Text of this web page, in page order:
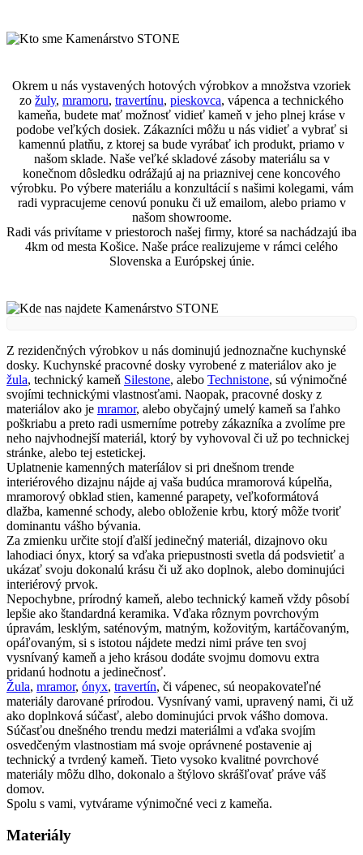
Okrem u nás vystavených hotových výrobkov a množstva vzoriek
zo žuly, mramoru, travertínu, pieskovca, vápenca a technického
kameňa, budete mať možnosť vidieť kameň v jeho plnej kráse v
podobe veľkých dosiek. Zákazníci môžu u nás vidieť a vybrať si
kamennú platňu, z ktorej sa bude vyrábať ich produkt, priamo v
našom sklade. Naše veľké skladové zásoby materiálu sa v
konečnom dôsledku odrážajú aj na priaznivej cene koncového
výrobku. Po výbere materiálu a konzultácií s našimi kolegami, vám
radi vypracujeme cenovú ponuku či už emailom, alebo priamo v
našom showroome.
Radi vás privítame v priestoroch našej firmy, ktoré sa nachádzajú iba
4km od mesta Košice. Naše práce realizujeme v rámci celého
Slovenska a Európskej únie.
Z rezidenčných výrobkov u nás dominujú jednoznačne kuchynské
dosky. Kuchynské pracovné dosky vyrobené z materiálov ako je
žula, technický kameň Silestone, alebo Technistone, sú výnimočné
svojími technickými vlastnosťami. Naopak, pracovné dosky z
materiálov ako je mramor, alebo obyčajný umelý kameň sa ľahko
poškriabu a preto radi usmerníme potreby zákazníka a zvolíme pre
neho najvhodnejší materiál, ktorý by vyhovoval či už po technickej
stránke, alebo tej estetickej.
Uplatnenie kamenných materíálov si pri dnešnom trende
interiérového dizajnu nájde aj vaša budúca mramorová kúpelňa,
mramorový obklad stien, kamenné parapety, veľkoformátová
dlažba, kamenné schody, alebo obloženie krbu, ktorý môže tvoriť
dominantu vášho bývania.
Za zmienku určite stojí ďalší jedinečný materiál, dizajnovo oku
lahodiaci ónyx, ktorý sa vďaka priepustnosti svetla dá podsvietiť a
ukázať svoju dokonalú krásu či už ako doplnok, alebo dominujúci
interiérový prvok.
Nepochybne, prírodný kameň, alebo technický kameň vždy pôsobí
lepšie ako štandardná keramika. Vďaka rôznym povrchovým
úpravám, lesklým, saténovým, matným, kožovitým, kartáčovaným,
opáľovaným, si s istotou nájdete medzi nimi práve ten svoj
vysnívaný kameň a jeho krásou dodáte svojmu domovu extra
pridanú hodnotu a jedinečnosť.
Žula, mramor, ónyx, travertín, či vápenec, sú neopakovateľné
materiály darované prírodou. Vysnívaný vami, upravený nami, či už
ako doplnková súčasť, alebo dominujúci prvok vášho domova.
Súčasťou dnešného trendu medzi materiálmi a vďaka svojím
osvedčeným vlastnostiam má svoje oprávnené postavenie aj
technický a tvrdený kameň. Tieto vysoko kvalitné povrchové
materiály môžu dlho, dokonalo a štýlovo skrášľovať práve váš
domov.
Spolu s vami, vytvárame výnimočné veci z kameňa.
Materiály